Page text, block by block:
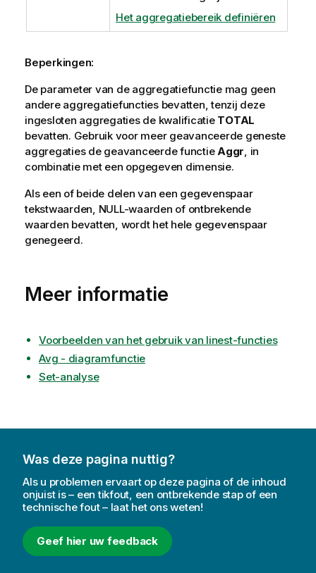
Het aggregatiebereik definiëren
Beperkingen:
De parameter van de aggregatiefunctie mag geen
andere aggregatiefuncties bevatten, tenzij deze
ingesloten aggregaties de kwalificatie TOTAL
bevatten. Gebruik voor meer geavanceerde geneste
aggregaties de geavanceerde functieAggr, in
combinatie met een opgegeven dimensie.
Als een of beide delen van een gegevenspaar
tekstwaarden, NULL-waarden of ontbrekende
waarden bevatten, wordt het hele gegevenspaar
genegeerd.
Meer informatie
Voorbeelden van het gebruik van linest-functies
Avg - diagramfunctie
Set-analyse
Was deze pagina nuttig?
Als u problemen ervaart op deze pagina of de inhoud
onjuist is – een tikfout, een ontbrekende stap of een
technische fout – laat het ons weten!
Geef hier uw feedback